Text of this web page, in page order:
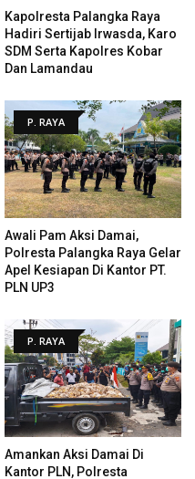
Kapolresta Palangka Raya
Hadiri Sertijab Irwasda, Karo
SDM Serta Kapolres Kobar
Dan Lamandau
P. RAYA
Awali Pam Aksi Damai,
Polresta Palangka Raya Gelar
Apel Kesiapan Di Kantor PT.
PLN UP3
P. RAYA
Amankan Aksi Damai Di
Kantor PLN, Polresta